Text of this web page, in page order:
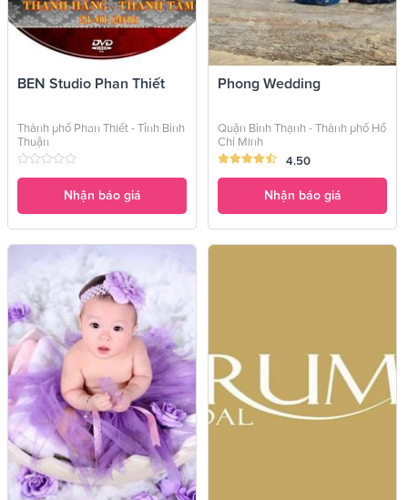
BEN Studio Phan Thiết
Thành phố Phan Thiết - Tỉnh Bình
Thuận
Nhận báo giá
Phong Wedding
Quận Bình Thạnh - Thành phố Hồ
Chí Minh
4.50
Nhận báo giá